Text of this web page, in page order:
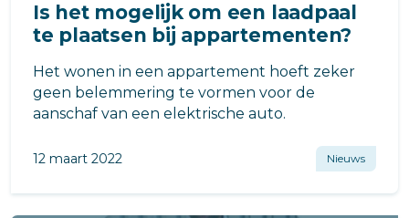
Is het mogelijk om een laadpaal
te plaatsen bij appartementen?
Het wonen in een appartement hoeft zeker
geen belemmering te vormen voor de
aanschaf van een elektrische auto.
12 maart 2022 Nieuws